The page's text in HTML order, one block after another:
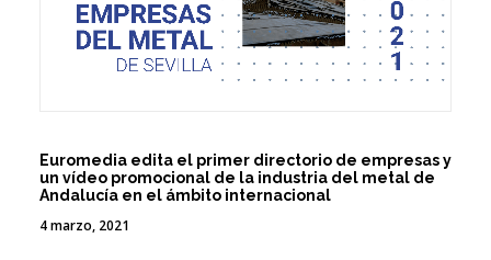
Euromedia edita el primer directorio de empresas y
un vídeo promocional de la industria del metal de
Andalucía en el ámbito internacional
4 marzo, 2021